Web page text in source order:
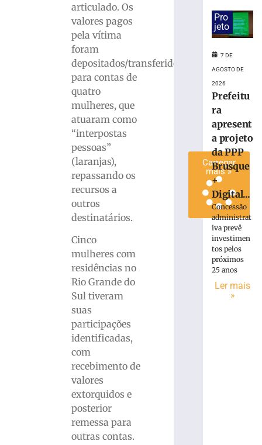
articulado. Os
valores pagos
pela vítima
foram
depositados/transferidos
para contas de
quatro
mulheres, que
atuaram como
“interpostas
pessoas”
(laranjas),
repassando os
recursos a
outros
destinatários.
Cinco
mulheres com
residências no
Rio Grande do
Sul tiveram
suas
participações
identificadas,
com
recebimento de
valores
extorquidos e
posterior
remessa para
outras contas.
prisão
Içara
Carregar
mais »
Pro
jeto
7 DE
AGOSTO DE
2026
Prefeitu
ra
apresent
a projeto
da PPP
Brusque
+
Digital...
Concessão
administrat
iva prevê
investimen
tos pelos
próximos
25 anos
Ler mais
»